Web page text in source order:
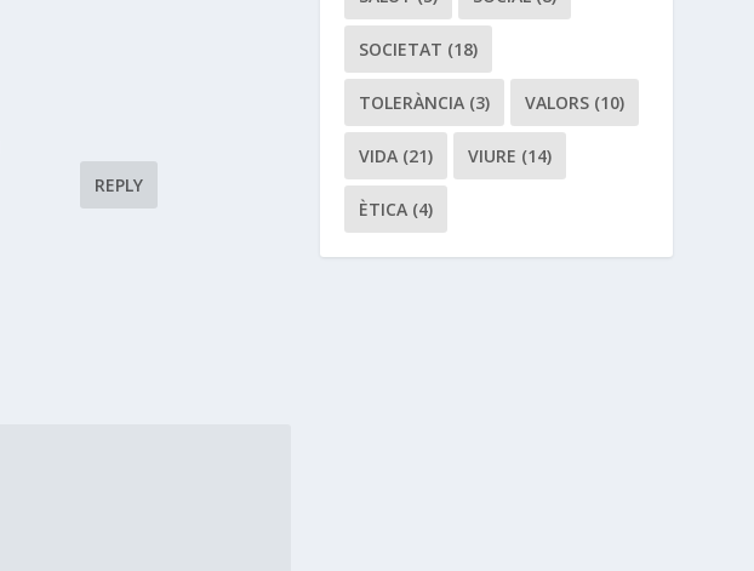
REPLY
SOCIETAT (18)
TOLERÀNCIA (3) VALORS (10)
VIDA (21) VIURE (14)
ÈTICA (4)